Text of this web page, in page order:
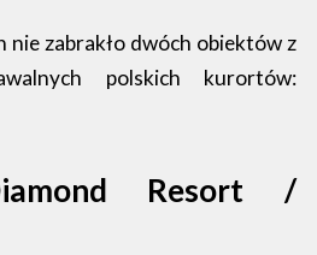
zabrakło dwóch obiektów z
polskich kurortów:
Resort /